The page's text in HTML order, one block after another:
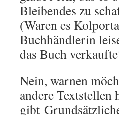
Bleibendes zu
(Waren es
Buchhändlerin
das Buch
Nein, warnen
andere Textstellen
gibt